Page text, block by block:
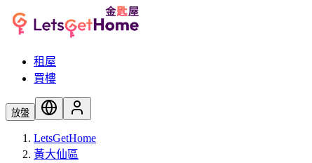
租屋
買樓
放盤
LetsGetHome
黃大仙區